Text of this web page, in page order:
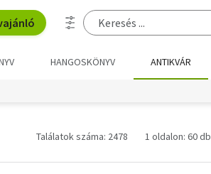
HANGOSKÖNYV ANTIKVÁR
Találatok száma: 2478 1 oldalon: 60 db